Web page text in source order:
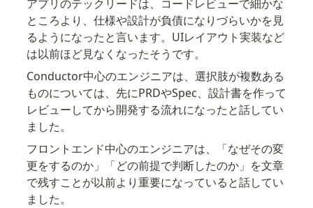
アプリのテックリードは、コードレビューで細かな
ところより、仕様や設計が負債になりづらいかを見
るようになったと言います。UIレイアウト実装など
は以前ほど見なくなったそうです。
Conductor中心のエンジニアは、選択肢が複数ある
ものについては、先にPRDやSpec、設計書を作って
レビューしてから開発する流れになったと話してい
ました。
フロントエンド中心のエンジニアは、「なぜその変
更をするのか」「どの前提で判断したのか」を文章
で残すことが以前より重要になっていると話してい
ました。